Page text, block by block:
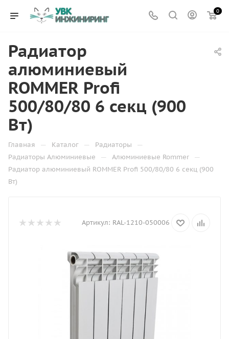
0
Радиатор
алюминиевый
ROMMER Profi
500/80/80 6 секц (900
Вт)
Главная — Каталог — Радиаторы —
Радиаторы Алюминиевые — Алюминиевые Rommer —
Радиатор алюминиевый ROMMER Profi 500/80/80 6 секц (900
Вт)
Артикул: RAL-1210-050006